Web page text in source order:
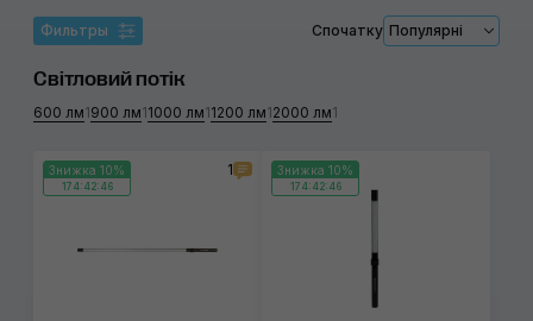
Фильтры Спочатку Популярні
Світловий потік
600 лм1900 лм11000 лм11200 лм12000 лм1
Знижка 10%
174:42:46
1 Знижка 10%
174:42:46